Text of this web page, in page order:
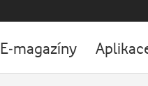
E-magazíny